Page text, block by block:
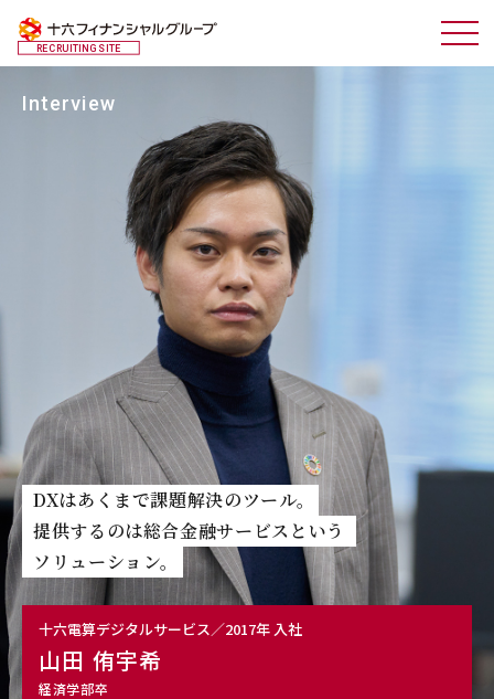
RECRUITING SITE
Interview
DXはあくまで課題解決のツール。
提供するのは総合金融サービスという
ソリューション。
十六電算デジタルサービス／2017年 入社
山田 侑宇希
経済学部卒